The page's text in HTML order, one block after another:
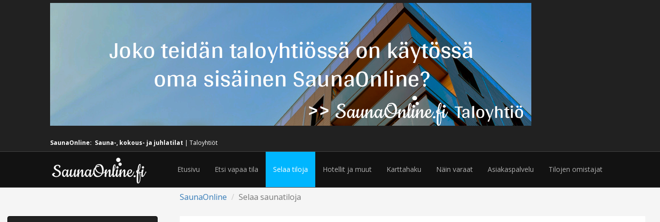
SaunaOnline: Sauna-, kokous- ja juhlatilat | Taloyhtiöt
Etusivu Etsi vapaa tila Selaa tiloja Hotellit ja muut Karttahaku Näin varaat Asiakaspalvelu Tilojen omistajat
SaunaOnline Selaa saunatiloja